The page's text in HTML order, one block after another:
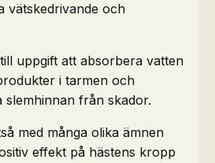
vätskedrivande och
uppgift att absorbera vatten
i tarmen och
slemhinnan från skador.
med många olika ämnen
effekt på hästens kropp